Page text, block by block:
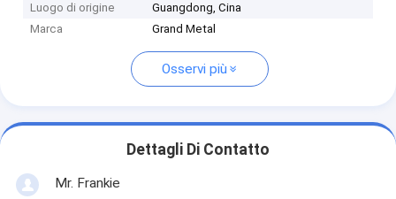
Luogo di origine
Guangdong, Cina
Marca
Grand Metal
Osservi più
Dettagli Di Contatto
Mr. Frankie